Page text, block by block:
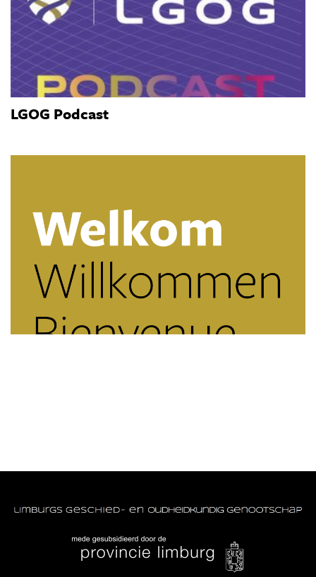
LGOG Podcast